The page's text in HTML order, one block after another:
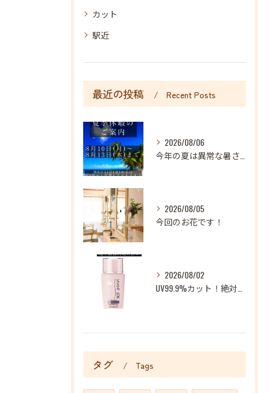
カット
駅近
最近の投稿 Recent Posts
2026/08/06
今年の夏は異常な暑さが続いておりますね
2026/08/05
今回のお花です！
2026/08/02
UV99.9%カット！絶対に焼かない地上最強日焼け止め！
タグ Tags